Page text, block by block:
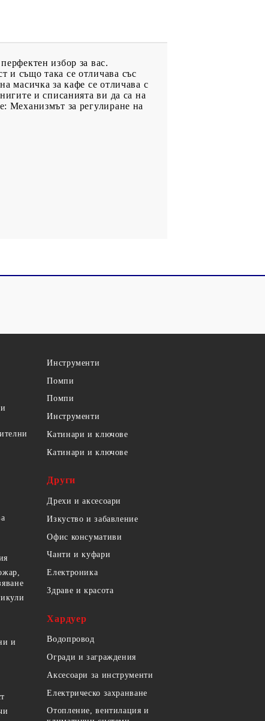
избор за вас.
и също така се отличава със
масичка за кафе се отличава с
и списанията ви да са на
Механизмът за регулиране на
и
Инструменти
Помпи
Помпи
Инструменти
Катинари и ключове
Катинари и ключове
Други
Дрехи и аксесоари
Изкуство и забавление
Офис консумативи
Чанти и куфари
Електроника
Здраве и красота
Хардуер
Водопровод
Огради и заграждения
Аксесоари за инструменти
Електрическо захранване
Отопление, вентилация и